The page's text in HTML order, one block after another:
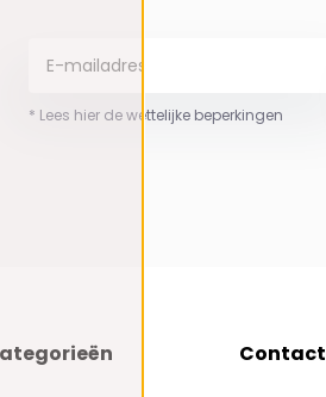
* Lees hier de wettelijke beperkingen
Contact